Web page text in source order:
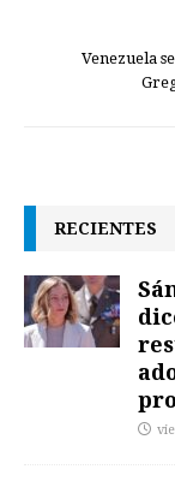
Venezuela
RECIENTES